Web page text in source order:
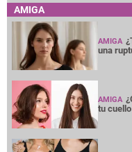
AMIGA
AMIGA
una
AMIGA
tu cuello